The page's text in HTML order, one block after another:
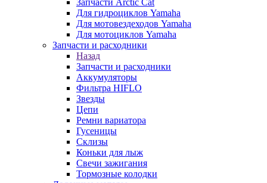
Запчасти Arctic Cat
Для гидроциклов Yamaha
Для мотовездеходов Yamaha
Для мотоциклов Yamaha
Запчасти и расходники
Назад
Запчасти и расходники
Аккумуляторы
Фильтра HIFLO
Звезды
Цепи
Ремни вариатора
Гусеницы
Склизы
Коньки для лыж
Свечи зажигания
Тормозные колодки